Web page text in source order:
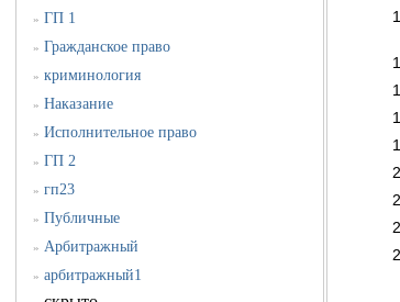
» ГП 1
» Гражданское право
» криминология
» Наказание
» Исполнительное право
» ГП 2
» гп23
» Публичные
» Арбитражный
» арбитражный1